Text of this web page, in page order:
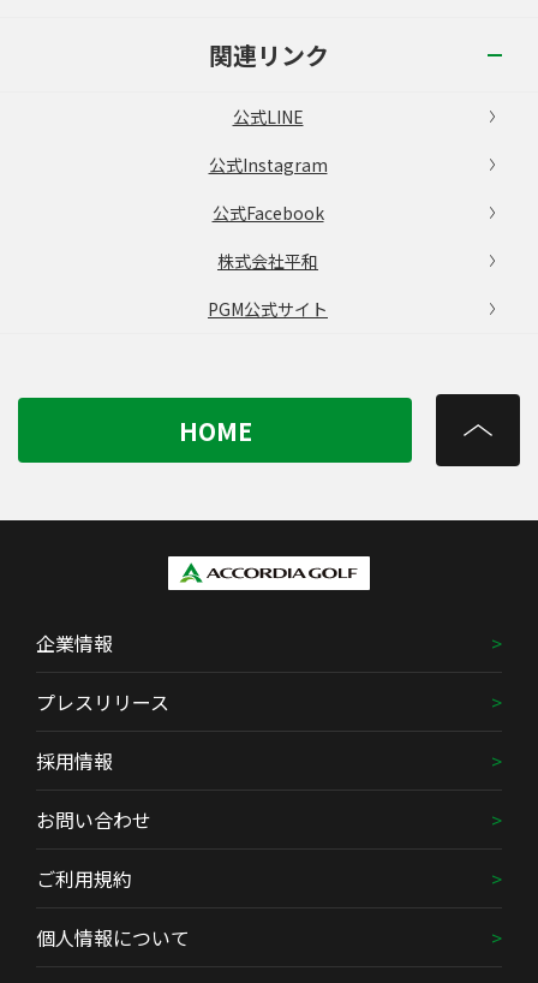
関連リンク
公式LINE
公式Instagram
公式Facebook
株式会社平和
PGM公式サイト
HOME
企業情報
プレスリリース
採用情報
お問い合わせ
ご利用規約
個人情報について